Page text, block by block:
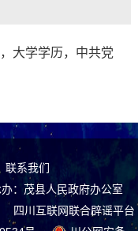
大学学历，中共党
联系我们
：茂县人民政府办公室
四川互联网联合辟谣平台